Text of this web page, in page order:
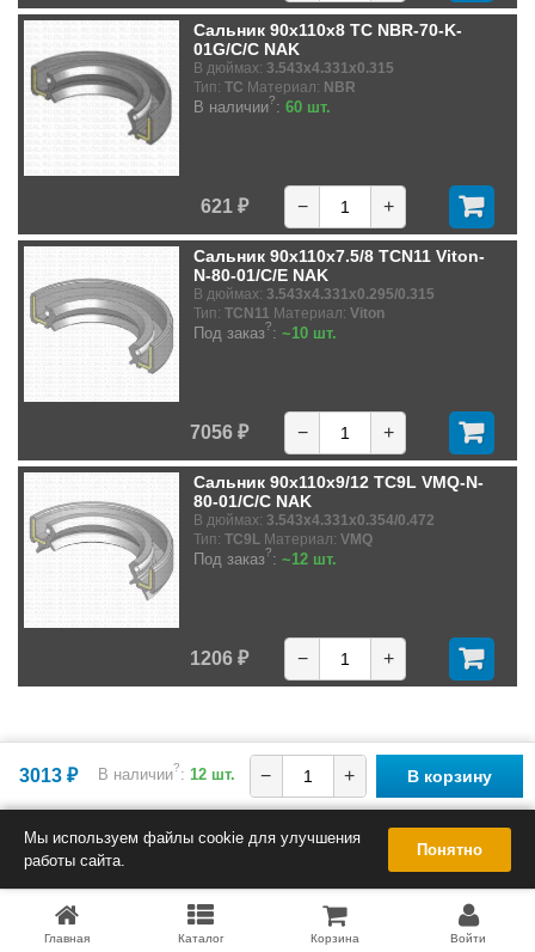
3013 ₽ В наличии?: 12 шт. − + В корзину
Сальник 90x110x8 TC NBR-70-K-
01G/C/C NAK
В дюймах: 3.543x4.331x0.315
Тип: TC Материал: NBR
В наличии?: 60 шт.
621 ₽ − +
Сальник 90x110x7.5/8 TCN11 Viton-
N-80-01/C/E NAK
В дюймах: 3.543x4.331x0.295/0.315
Тип: TCN11 Материал: Viton
Под заказ?: ~10 шт.
7056 ₽ − +
Сальник 90x110x9/12 TC9L VMQ-N-
80-01/C/C NAK
В дюймах: 3.543x4.331x0.354/0.472
Тип: TC9L Материал: VMQ
Под заказ?: ~12 шт.
1206 ₽ − +
Главная Каталог Корзина Войти
Мы используем файлы cookie для улучшения
работы сайта.
Понятно